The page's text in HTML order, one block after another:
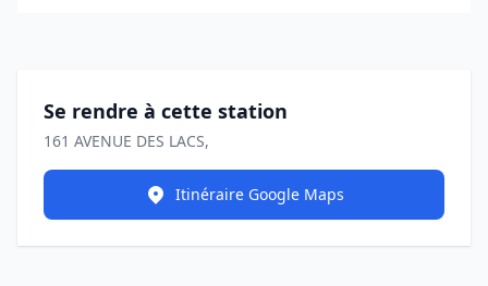
Se rendre à cette station
161 AVENUE DES LACS,
Itinéraire Google Maps